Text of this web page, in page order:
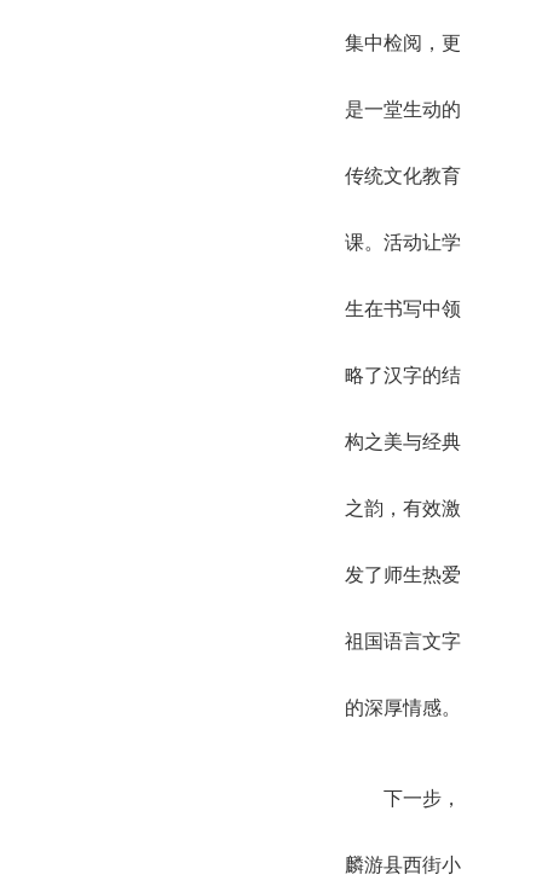
集中检阅，更
是一堂生动的
传统文化教育
课。活动让学
生在书写中领
略了汉字的结
构之美与经典
之韵，有效激
发了师生热爱
祖国语言文字
的深厚情感。
下一步，
麟游县西街小